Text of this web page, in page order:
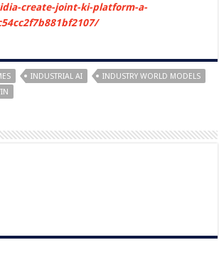
create-joint-ki-platform-a-
INDUSTRIAL AI
INDUSTRY WORLD MODELS